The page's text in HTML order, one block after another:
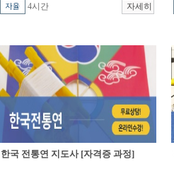
4시간
한국 전통연 지도사 [자격증 과정]